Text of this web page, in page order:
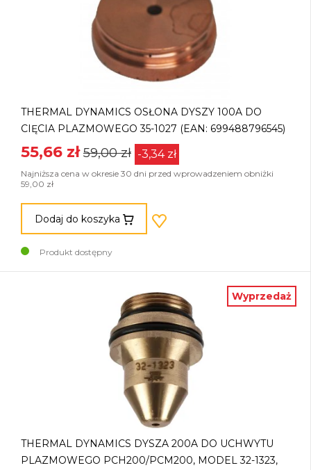
THERMAL DYNAMICS OSŁONA DYSZY 100A DO
CIĘCIA PLAZMOWEGO 35-1027 (EAN: 699488796545)
55,66 zł 59,00 zł -3,34 zł
Najniższa cena w okresie 30 dni przed wprowadzeniem obniżki
59,00 zł
Dodaj do koszyka
Produkt dostępny
Wyprzedaż
THERMAL DYNAMICS DYSZA 200A DO UCHWYTU
PLAZMOWEGO PCH200/PCM200, MODEL 32-1323,